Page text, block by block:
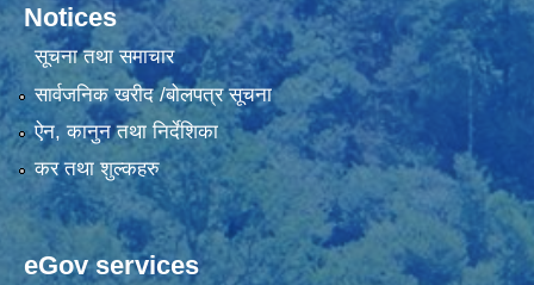
Notices
सूचना तथा समाचार
सार्वजनिक खरीद /बोलपत्र सूचना
ऐन, कानुन तथा निर्देशिका
कर तथा शुल्कहरु
eGov services